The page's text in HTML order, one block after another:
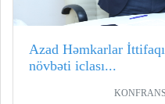
Azad Həmkarlar
növbəti iclası...